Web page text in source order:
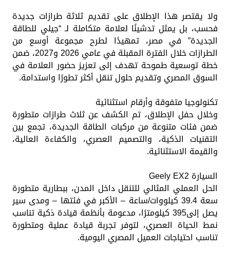
ولا يقتصر هذا الإطلاق على تقديم ثلاثة طرازات جديدة
فحسب، بل يمثل تدشينًا لعلامة متكاملة لـ “جيلي للطاقة
الجديدة” في مصر، تمهيدًا لطرح مجموعة أوسع من
الطرازات خلال الفترة المقبلة في عامي 2026 و2027، ضمن
خطة توسعية طموحة تهدف إلى تعزيز حضور العلامة في
السوق المصري وتقديم حلول تنقل أكثر تطورًا واستدامة.
تكنولوجيا متفوقة وأرقام استثنائية
وخلال حفل الإطلاق، تم الكشف عن ثلاث طرازات متطورة
ضمن فئات متنوعة من مركبات الطاقة الجديدة، تجمع بين
التقنيات الذكية، والتصميم العصري، والكفاءة العالية،
والقيمة الاستثنائية.
السيارة Geely EX2
الحل العملي المثالي للتنقل داخل المدن، ببطارية متطورة
سعة 39.4 كيلووات/ساعة – الأكبر في فئتها – ومدى سير
يصل إلى395 كيلومترًا، مدعومة بأنظمة قيادة ذكية تناسب
نمط الحياة العصري، لتوفر تجربة قيادة عملية ومتطورة
تناسب احتياجات العميل المصري اليومية.